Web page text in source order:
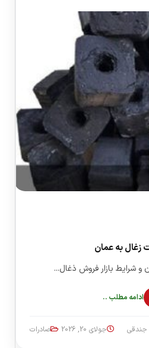
زغال به عمان
شرایط بازار فروش ذغال...
ادامه مطلب ..
جندقی جولای 20, 2026 صادرات